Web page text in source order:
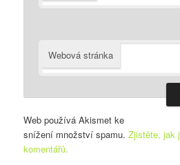
Webová stránka
Web používá Akismet ke
snížení množství spamu.Zjistěte, jak
komentářů.